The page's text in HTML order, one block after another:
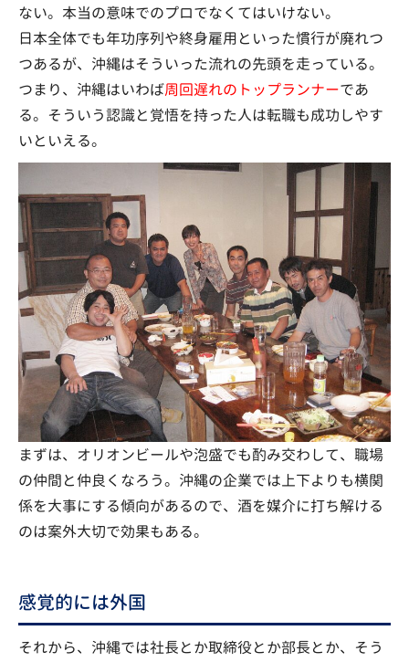
ない。本当の意味でのプロでなくてはいけない。
日本全体でも年功序列や終身雇用といった慣行が廃れつ
つあるが、沖縄はそういった流れの先頭を走っている。
つまり、沖縄はいわば周回遅れのトップランナーであ
る。そういう認識と覚悟を持った人は転職も成功しやす
いといえる。
まずは、オリオンビールや泡盛でも酌み交わして、職場
の仲間と仲良くなろう。沖縄の企業では上下よりも横関
係を大事にする傾向があるので、酒を媒介に打ち解ける
のは案外大切で効果もある。
感覚的には外国
それから、沖縄では社長とか取締役とか部長とか、そう